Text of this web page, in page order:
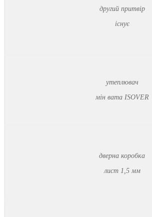
другий притвір
існує
утеплювач
мін вата ISOVER
дверна коробка
лист 1,5 мм